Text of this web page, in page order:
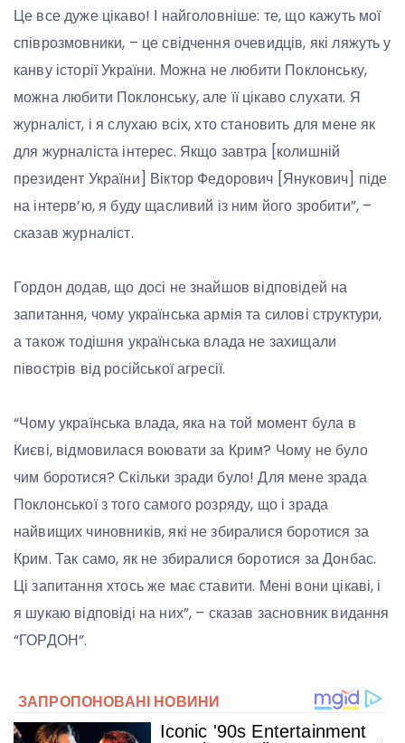
Це все дуже цікаво! І найголовніше: те, що кажуть мої
співрозмовники, – це свідчення очевидців, які ляжуть у
канву історії України. Можна не любити Поклонську,
можна любити Поклонську, але її цікаво слухати. Я
журналіст, і я слухаю всіх, хто становить для мене як
для журналіста інтерес. Якщо завтра [колишній
президент України] Віктор Федорович [Янукович] піде
на інтерв’ю, я буду щасливий із ним його зробити”, –
сказав журналіст.
Гордон додав, що досі не знайшов відповідей на
запитання, чому українська армія та силові структури,
а також тодішня українська влада не захищали
півострів від російської агресії.
“Чому українська влада, яка на той момент була в
Києві, відмовилася воювати за Крим? Чому не було
чим боротися? Скільки зради було! Для мене зрада
Поклонської з того самого розряду, що і зрада
найвищих чиновників, які не збиралися боротися за
Крим. Так само, як не збиралися боротися за Донбас.
Ці запитання хтось же має ставити. Мені вони цікаві, і
я шукаю відповіді на них”, – сказав засновник видання
“ГОРДОН”.